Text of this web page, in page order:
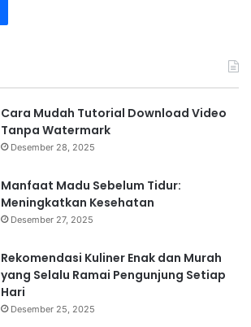
Cara Mudah Tutorial Download Video
Tanpa Watermark
Desember 28, 2025
Manfaat Madu Sebelum Tidur:
Meningkatkan Kesehatan
Desember 27, 2025
Rekomendasi Kuliner Enak dan Murah
yang Selalu Ramai Pengunjung Setiap
Hari
Desember 25, 2025